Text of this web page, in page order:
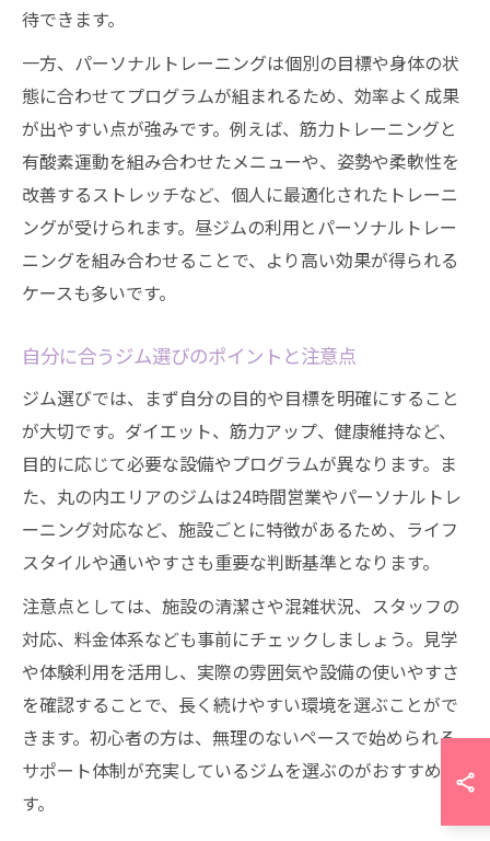
待できます。
一方、パーソナルトレーニングは個別の目標や身体の状
態に合わせてプログラムが組まれるため、効率よく成果
が出やすい点が強みです。例えば、筋力トレーニングと
有酸素運動を組み合わせたメニューや、姿勢や柔軟性を
改善するストレッチなど、個人に最適化されたトレーニ
ングが受けられます。昼ジムの利用とパーソナルトレー
ニングを組み合わせることで、より高い効果が得られる
ケースも多いです。
自分に合うジム選びのポイントと注意点
ジム選びでは、まず自分の目的や目標を明確にすること
が大切です。ダイエット、筋力アップ、健康維持など、
目的に応じて必要な設備やプログラムが異なります。ま
た、丸の内エリアのジムは24時間営業やパーソナルトレ
ーニング対応など、施設ごとに特徴があるため、ライフ
スタイルや通いやすさも重要な判断基準となります。
注意点としては、施設の清潔さや混雑状況、スタッフの
対応、料金体系なども事前にチェックしましょう。見学
や体験利用を活用し、実際の雰囲気や設備の使いやすさ
を確認することで、長く続けやすい環境を選ぶことがで
きます。初心者の方は、無理のないペースで始められる
サポート体制が充実しているジムを選ぶのがおすすめで
す。